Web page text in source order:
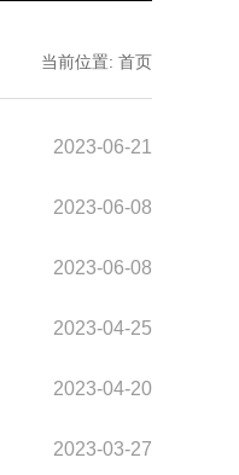
当前位置: 首页
2023-06-21
2023-06-08
2023-06-08
2023-04-25
2023-04-20
2023-03-27